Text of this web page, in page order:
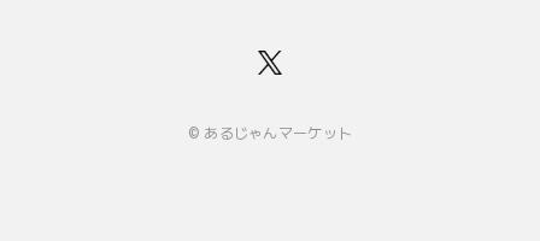
© あるじゃんマーケット